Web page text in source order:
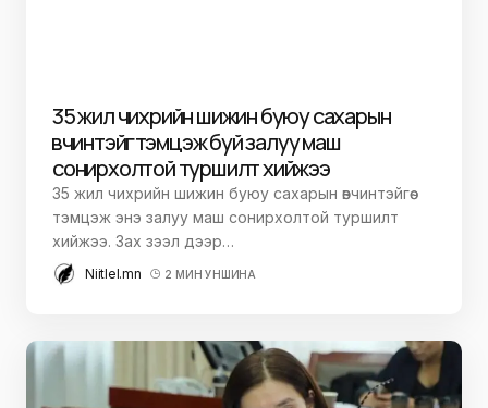
35 жил чихрийн шижин буюу сахарын
өвчинтэйгөө тэмцэж буй залуу маш
сонирхолтой туршилт хийжээ
35 жил чихрийн шижин буюу сахарын өвчинтэйгөө
тэмцэж энэ залуу маш сонирхолтой туршилт
хийжээ. Зах зээл дээр…
Niitlel.mn 2 МИН УНШИНА